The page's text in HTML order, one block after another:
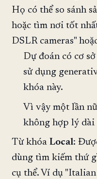
Họ có thể so sánh
hoặc tìm nơi tốt
DSLR cameras"
Dự đoán có cơ
sử dụng
khóa này.
Vì vậy một lần
không hợp lý dài
Từ khóa Local:
dùng tìm kiếm thứ
cụ thể. Ví dụ